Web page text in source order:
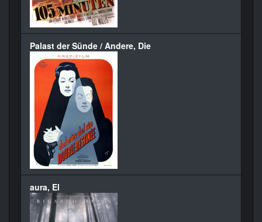
Palast der Sünde / Andere, Die
aura, El